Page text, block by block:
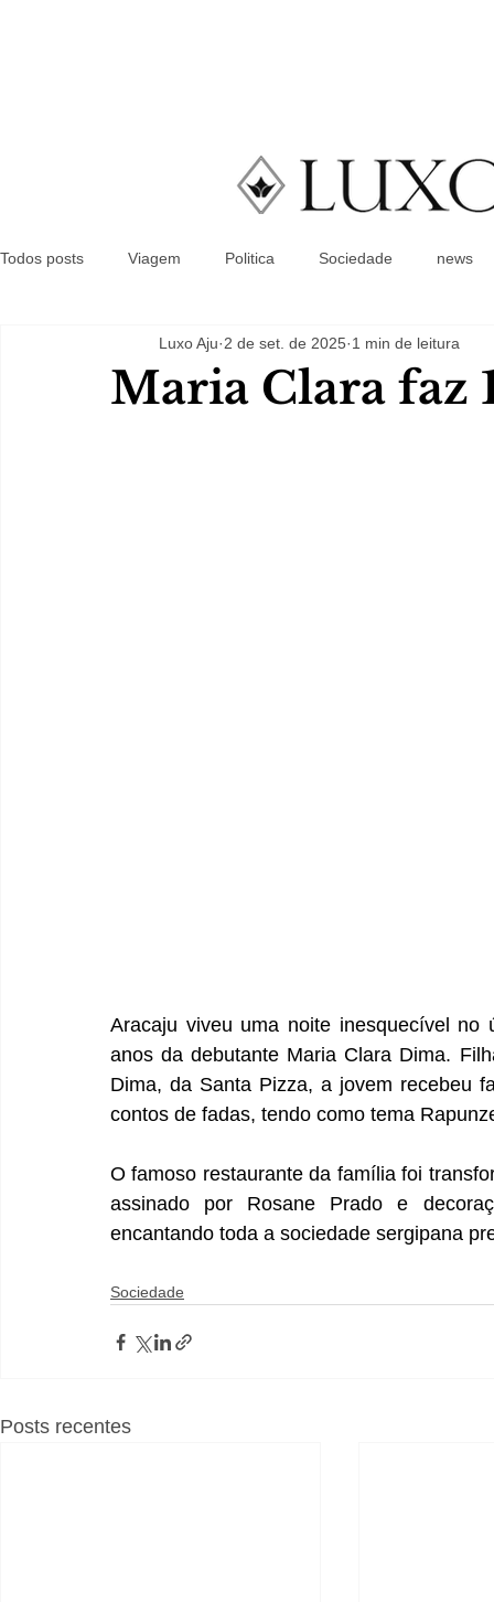
Todos posts Viagem Politica Sociedade news
Maria Clara faz
Luxo Aju 2 de set. de 2025 1 min de leitura
Aracaju viveu uma noite inesquecível
anos da debutante Maria Clara Dima.
Dima, da Santa Pizza, a jovem recebeu
contos de fadas, tendo como tema
O famoso restaurante da família foi
assinado por Rosane Prado e
encantando toda a sociedade sergipana
Sociedade
Posts recentes